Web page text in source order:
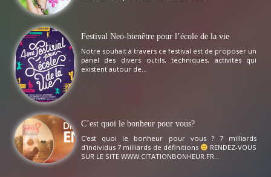
Festival Neo-bienêtre pour l’école de la vie
Notre souhait à travers ce festival est de proposer un
panel des divers outils, techniques, activités qui
existent autour de...
C’est quoi le bonheur pour vous?
C'est quoi le bonheur pour vous ? 7 milliards
d'individus 7 milliards de définitions
RENDEZ-VOUS
SUR LE SITE WWW.CITATIONBONHEUR.FR...